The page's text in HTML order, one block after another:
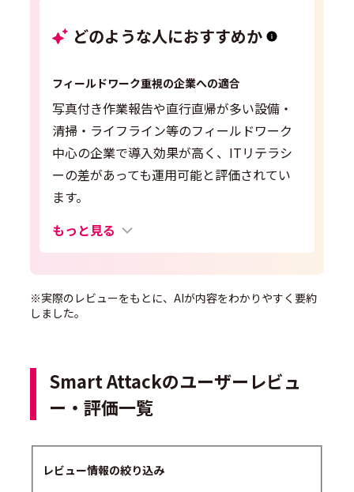
どのような人におすすめか
フィールドワーク重視の企業への適合
写真付き作業報告や直行直帰が多い設備・
清掃・ライフライン等のフィールドワーク
中心の企業で導入効果が高く、ITリテラシ
ーの差があっても運用可能と評価されてい
ます。
もっと見る
※実際のレビューをもとに、AIが内容をわかりやすく要約
しました。
Smart Attackのユーザーレビュ
ー・評価一覧
レビュー情報の絞り込み